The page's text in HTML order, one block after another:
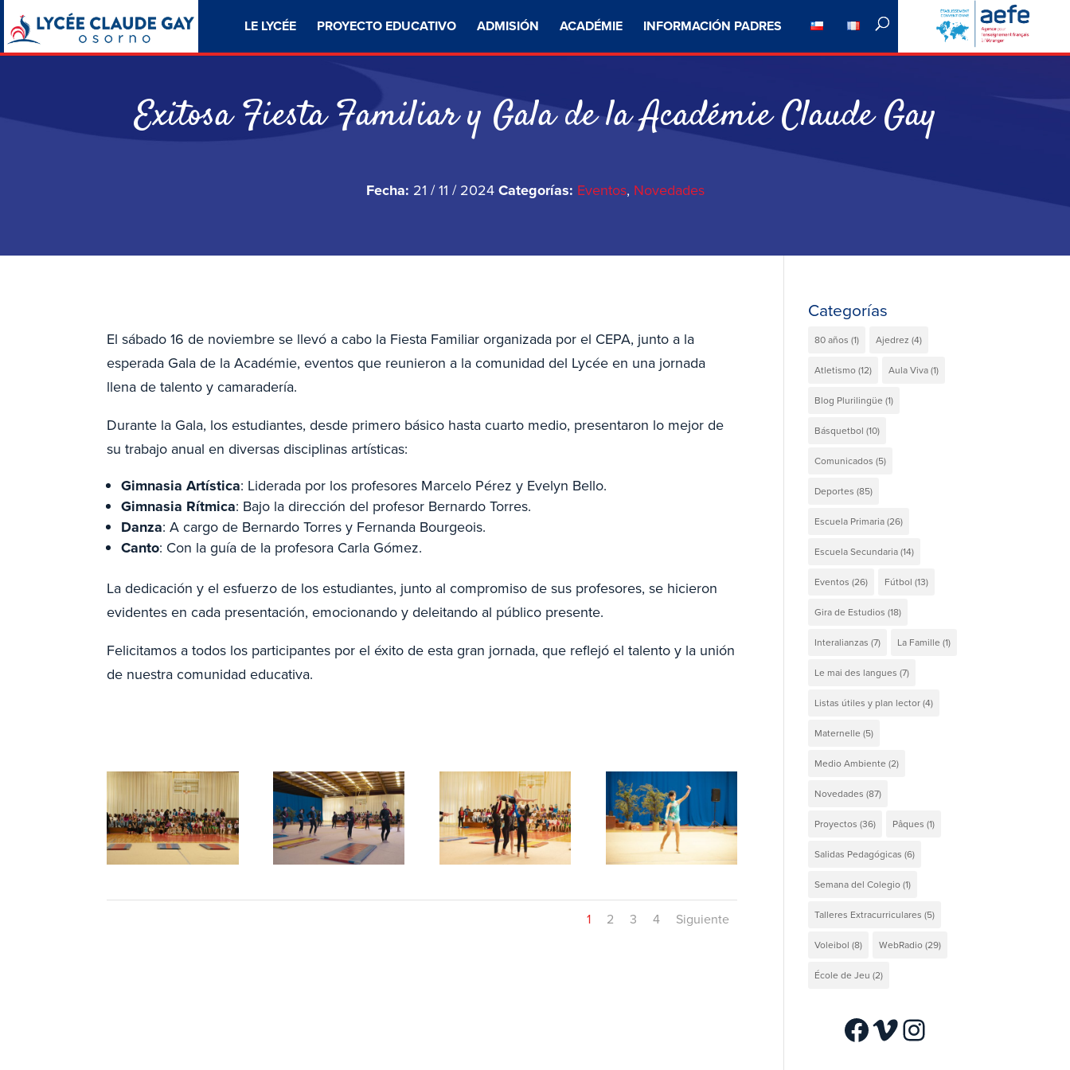
LE LYCÉE PROYECTO EDUCATIVO ADMISIÓN ACADÉMIE INFORMACIÓN PADRES
Exitosa Fiesta Familiar y Gala de la Académie Claude Gay
Fecha: 21 / 11 / 2024Categorías: Eventos, Novedades
El sábado 16 de noviembre se llevó a cabo la Fiesta Familiar organizada por el CEPA, junto a la
esperada Gala de la Académie, eventos que reunieron a la comunidad del Lycée en una jornada
llena de talento y camaradería.
Durante la Gala, los estudiantes, desde primero básico hasta cuarto medio, presentaron lo mejor de
su trabajo anual en diversas disciplinas artísticas:
Gimnasia Artística: Liderada por los profesores Marcelo Pérez y Evelyn Bello.
Gimnasia Rítmica: Bajo la dirección del profesor Bernardo Torres.
Danza: A cargo de Bernardo Torres y Fernanda Bourgeois.
Canto: Con la guía de la profesora Carla Gómez.
La dedicación y el esfuerzo de los estudiantes, junto al compromiso de sus profesores, se hicieron
evidentes en cada presentación, emocionando y deleitando al público presente.
Felicitamos a todos los participantes por el éxito de esta gran jornada, que reflejó el talento y la unión
de nuestra comunidad educativa.
1 2 3 4 Siguiente
Categorías
80 años (1) Ajedrez (4)
Atletismo(12) Aula Viva(1)
Blog Plurilingüe (1)
Básquetbol (10)
Comunicados (5)
Deportes (85)
Escuela Primaria(26)
Escuela Secundaria(14)
Eventos (26) Fútbol (13)
Gira de Estudios (18)
Interalianzas (7) La Famille (1)
Le mai des langues (7)
Listas útiles y plan lector(4)
Maternelle (5)
Medio Ambiente (2)
Novedades (87)
Proyectos (36) Pâques (1)
Salidas Pedagógicas (6)
Semana del Colegio(1)
Talleres Extracurriculares (5)
Voleibol (8) WebRadio(29)
École de Jeu (2)
Facebook
VimeoInstagram